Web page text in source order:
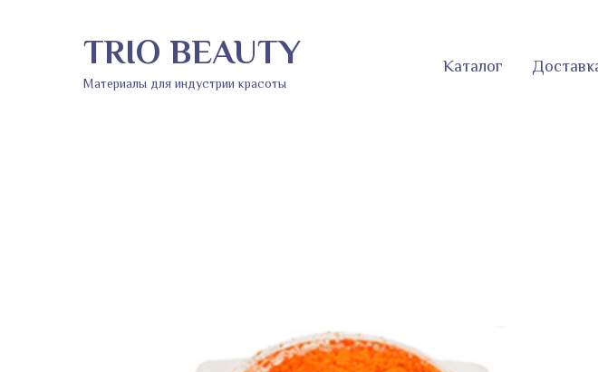
Каталог
TRIO BEAUTY
Материалы для индустрии красоты